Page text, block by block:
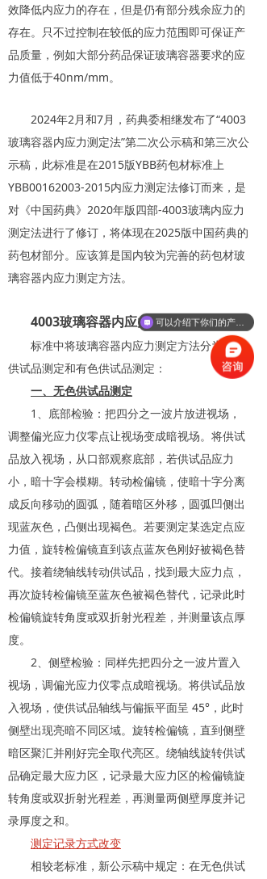
效降低内应力的存在，但是仍有部分残余应力的
存在。只不过控制在较低的应力范围即可保证产
品质量，例如大部分药品保证玻璃容器要求的应
力值低于40nm/mm。
2024年2月和7月，药典委相继发布了“4003
玻璃容器内应力测定法”第二次公示稿和第三次公
示稿，此标准是在2015版YBB药包材标准上
YBB00162003-2015内应力测定法修订而来，是
对《中国药典》2020年版四部-4003玻璃内应力
测定法进行了修订，将体现在2025版中国药典的
药包材部分。应该算是国内较为完善的药包材玻
璃容器内应力测定方法。
4003玻璃容器内应力测定方法介绍
标准中将玻璃容器内应力测定方法分为无色
供试品测定和有色供试品测定：
一、无色供试品测定
1、底部检验：把四分之一波片放进视场，
调整偏光应力仪零点让视场变成暗视场。将供试
品放入视场，从口部观察底部，若供试品应力
小，暗十字会模糊。转动检偏镜，使暗十字分离
成反向移动的圆弧，随着暗区外移，圆弧凹侧出
现蓝灰色，凸侧出现褐色。若要测定某选定点应
力值，旋转检偏镜直到该点蓝灰色刚好被褐色替
代。接着绕轴线转动供试品，找到最大应力点，
再次旋转检偏镜至蓝灰色被褐色替代，记录此时
检偏镜旋转角度或双折射光程差，并测量该点厚
度。
2、侧壁检验：同样先把四分之一波片置入
视场，调偏光应力仪零点成暗视场。将供试品放
入视场，使供试品轴线与偏振平面呈 45°，此时
侧壁出现亮暗不同区域。旋转检偏镜，直到侧壁
暗区聚汇并刚好完全取代亮区。绕轴线旋转供试
品确定最大应力区，记录最大应力区的检偏镜旋
转角度或双折射光程差，再测量两侧壁厚度并记
录厚度之和。
测定记录方式改变
相较老标准，新公示稿中规定：在无色供试
可以介绍下你们的产品么